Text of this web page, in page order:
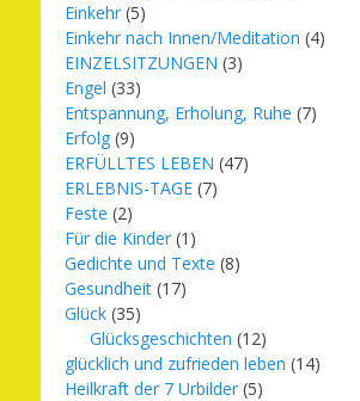
Einkehr (5)
Einkehr nach Innen/Meditation (4)
EINZELSITZUNGEN (3)
Engel (33)
Entspannung, Erholung, Ruhe (7)
Erfolg (9)
ERFÜLLTES LEBEN (47)
ERLEBNIS-TAGE (7)
Feste (2)
Für die Kinder (1)
Gedichte und Texte (8)
Gesundheit (17)
Glück (35)
Glücksgeschichten (12)
glücklich und zufrieden leben (14)
Heilkraft der 7 Urbilder (5)